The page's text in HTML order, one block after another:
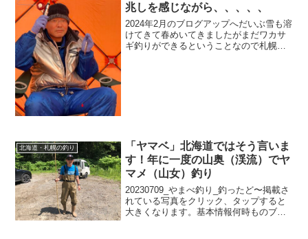
兆しを感じながら、、、、、
2024年2月のブログアップへだいぶ雪も溶
けてきて春めいてきましたがまだワカサ
ギ釣りができるということなので札幌の
北海道・札幌の釣り
「ヤマベ」北海道ではそう言いま
す！年に一度の山奥（渓流）でヤ
マメ（山女）釣り
20230709_やまべ釣り_釣ったど〜掲載さ
れている写真をクリック、タップすると
大きくなります。基本情報何時ものブロ